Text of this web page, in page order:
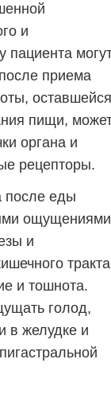
и
пациента
приема
оставшейся
пищи,
органа и
рецепторы.
после еды
и
и тошнота.
голод,
в желудке и